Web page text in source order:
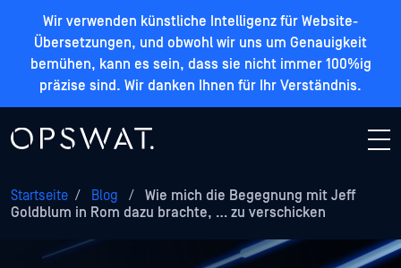
Wir verwenden künstliche Intelligenz für Website-
Übersetzungen, und obwohl wir uns um Genauigkeit
bemühen, kann es sein, dass sie nicht immer 100%ig
präzise sind. Wir danken Ihnen für Ihr Verständnis.
Startseite / Blog /
Wie mich die Begegnung mit Jeff
Goldblum in Rom dazu brachte, … zu verschicken